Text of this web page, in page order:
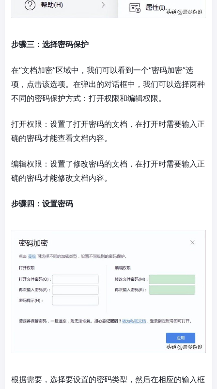
步骤三：选择密码保护
在“文档加密”区域中，我们可以看到一个“密码加密”选
项，点击该选项。在弹出的对话框中，我们可以选择两种
不同的密码保护方式：打开权限和编辑权限。
打开权限：设置了打开密码的文档，在打开时需要输入正
确的密码才能查看文档内容。
编辑权限：设置了修改密码的文档，在打开时需要输入正
确的密码才能修改文档内容。
步骤四：设置密码
根据需要，选择要设置的密码类型，然后在相应的输入框